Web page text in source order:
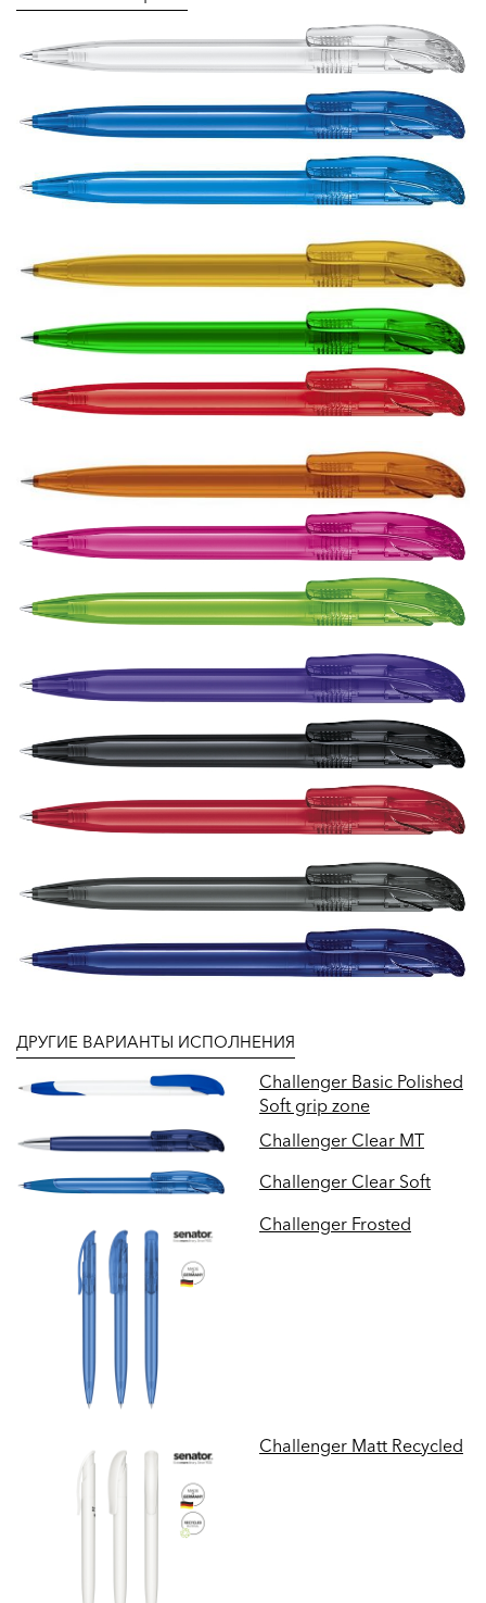
ДРУГИЕ ВАРИАНТЫ ИСПОЛНЕНИЯ
Challenger Basic Polished
Soft grip zone
Challenger Clear MT
Challenger Clear Soft
Challenger Frosted
Challenger Matt Recycled